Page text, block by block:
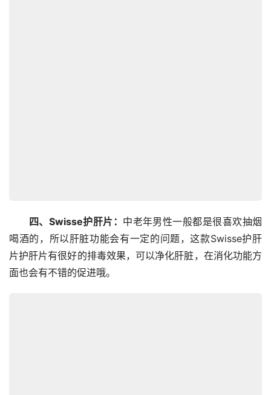
四、Swisse护肝片： 中老年男性一般都是很喜欢抽烟
喝酒的，所以肝脏功能会有一定的问题，这款Swisse护肝
片护肝片有很好的排毒效果，可以净化肝脏，在消化功能方
面也会有不错的促进哦。